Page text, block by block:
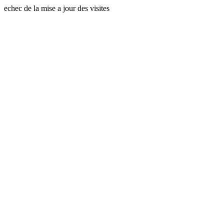
echec de la mise a jour des visites